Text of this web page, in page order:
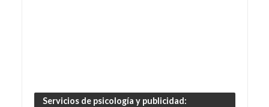
Servicios de psicología y publicidad: